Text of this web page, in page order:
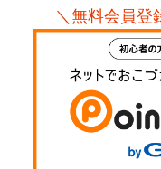
＼無料会員登